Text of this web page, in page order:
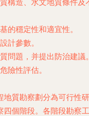
構造、水文地質條件及
的穩定性和適宜性。
計參數。
問題，并提出防治建議
險性評估。
地質勘察劃分為可行性研
四個階段。各階段勘察工